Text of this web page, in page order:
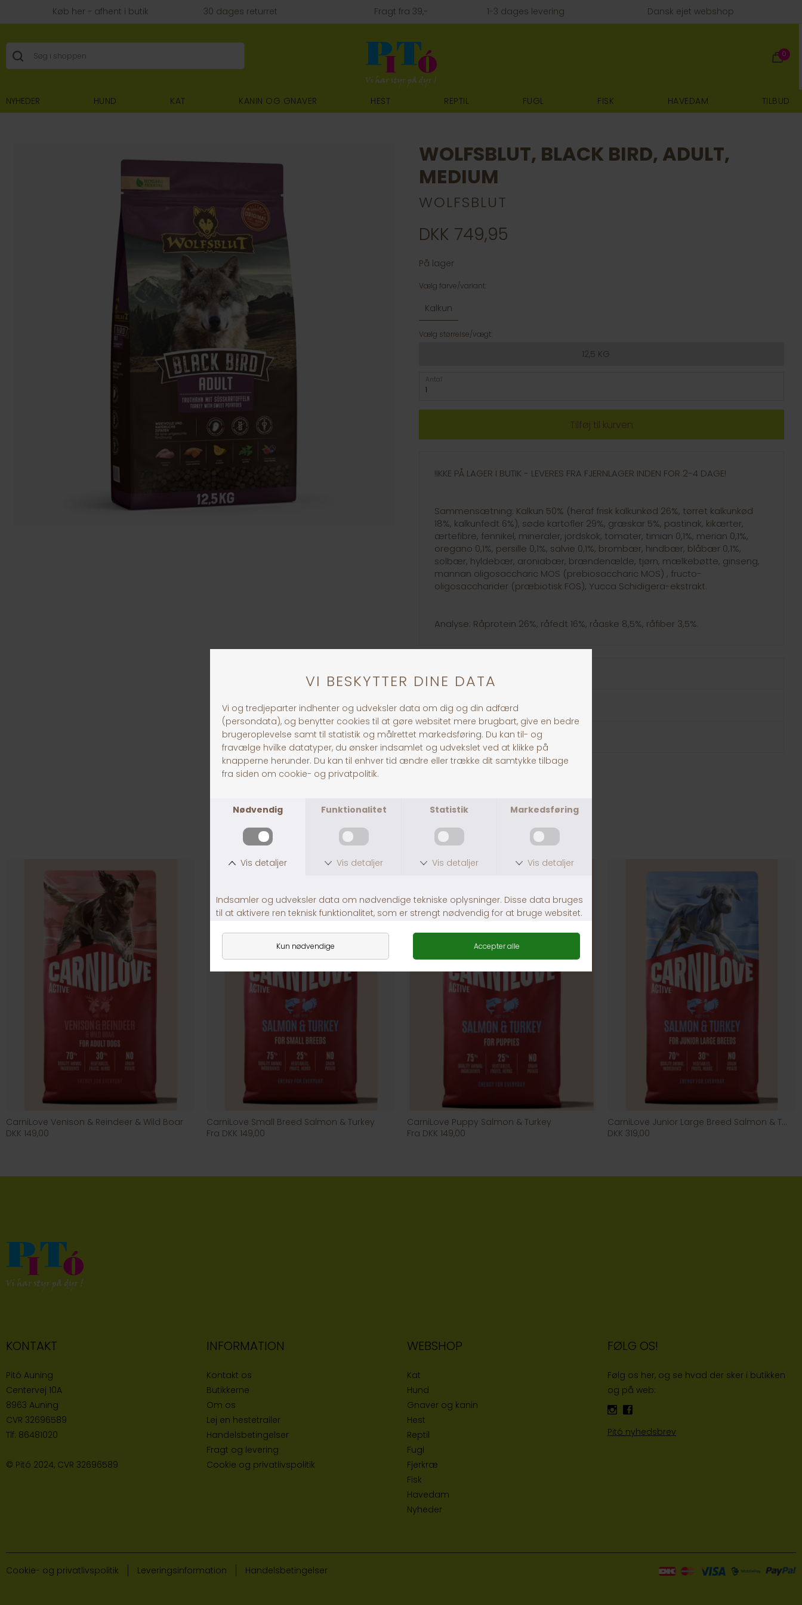
Køb her - afhent i butik 30 dages returret Fragt fra 39,- 1-3 dages levering Dansk ejet webshop
0
NYHEDER HUND KAT KANIN OG GNAVER HEST REPTIL FUGL FISK HAVEDAM TILBUD
WOLFSBLUT, BLACK BIRD, ADULT,
MEDIUM
WOLFSBLUT
DKK 749,95
På lager
Vælg farve/variant:
Kalkun
Vælg størrelse/vægt:
12,5 KG
Antal
!IKKE PÅ LAGER I BUTIK - LEVERES FRA FJERNLAGER INDEN FOR 2-4 DAGE!
Sammensætning: Kalkun 50% (heraf frisk kalkunkød 26%, tørret kalkunkød
18%, kalkunfedt 6%), søde kartofler 29%, græskar 5%, pastinak, kikærter,
ærtefibre, fennikel, mineraler, jordskok, tomater, timian 0,1%, merian 0,1%,
oregano 0,1%, persille 0,1%, salvie 0,1%, brombær, hindbær, blåbær 0,1%,
solbær, hyldebær, aroniabær, brændenælde, tjørn, mælkebøtte, ginseng,
mannan oligosaccharic MOS (prebiosaccharic MOS) , fructo-
oligosaccharider (præbiotisk FOS), Yucca Schidigera-ekstrakt.
Analyse: Råprotein 26%, råfedt 16%, råaske 8,5%, råfiber 3,5%.
30 dages returret
Fragt fra 39,-
1-3 dages levering
ANDRE KØBTE OGSÅ
CarniLove Venison & Reindeer & Wild Boar
DKK 149,00
CarniLove Small Breed Salmon & Turkey
Fra DKK 149,00
CarniLove Puppy Salmon & Turkey
Fra DKK 149,00
CarniLove Junior Large Breed Salmon & Turkey
DKK 319,00
KONTAKT
Pitó Auning
Centervej 10A
8963 Auning
CVR 32696589
Tlf: 86481020
© Pitó 2024, CVR 32696589
INFORMATION
Kontakt os
Butikkerne
Om os
Lej en hestetrailer
Handelsbetingelser
Fragt og levering
Cookie og privatlivspolitik
WEBSHOP
Kat
Hund
Gnaver og kanin
Hest
Reptil
Fugl
Fjerkræ
Fisk
Havedam
Nyheder
FØLG OS!
Følg os her, og se hvad der sker i butikken
og på web:
Pitó nyhedsbrev
Cookie- og privatlivspolitik Leveringsinformation Handelsbetingelser